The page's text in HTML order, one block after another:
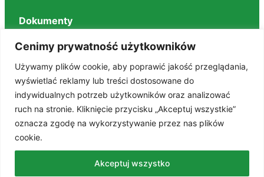
Cenimy prywatność użytkowników
Używamy plików cookie, aby poprawić jakość przeglądania,
wyświetlać reklamy lub treści dostosowane do
indywidualnych potrzeb użytkowników oraz analizować
ruch na stronie. Kliknięcie przycisku „Akceptuj wszystkie”
oznacza zgodę na wykorzystywanie przez nas plików
cookie.
Akceptuj wszystko
Dokumenty
Regulaminy
BIP
RODO
Polityka prywatności
STANDARDY OCHRONY MAŁOLETNICH